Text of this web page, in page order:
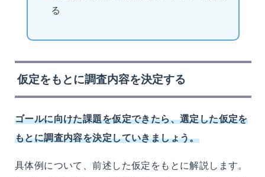
る
仮定をもとに調査内容を決定する
ゴールに向けた課題を仮定できたら、選定した仮定を
もとに調査内容を決定していきましょう。
具体例について、前述した仮定をもとに解説します。